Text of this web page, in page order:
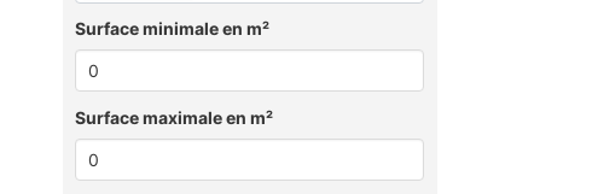
Surface minimale en m²
Surface maximale en m²